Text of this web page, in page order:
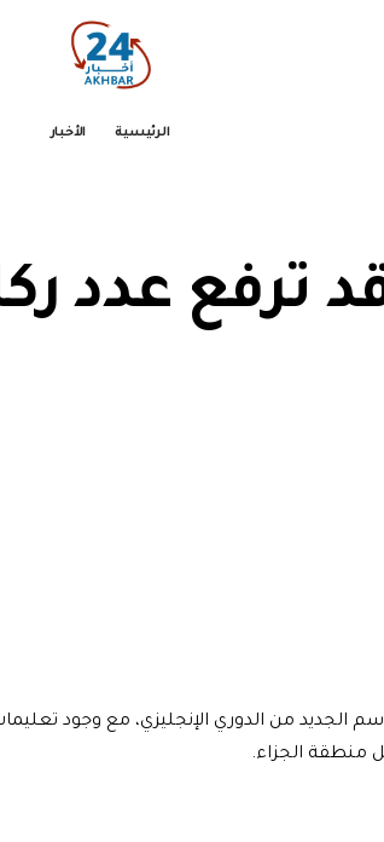
الرئيسية الأخبار
ترفع عدد
الجديد من الدوري الإنجليزي، مع وجود
منطقة الجزاء.